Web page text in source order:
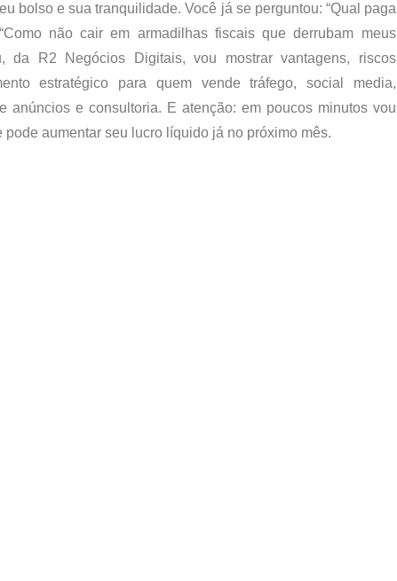
bolso e sua tranquilidade. Você já se perguntou: “Qual paga
“Como não cair em armadilhas fiscais que derrubam meus
da R2 Negócios Digitais, vou mostrarvantagens, riscos
estratégico para quem vende tráfego, social media,
anúncios e consultoria. E atenção: em poucos minutos vou
pode aumentar seu lucro líquido já no próximo mês.